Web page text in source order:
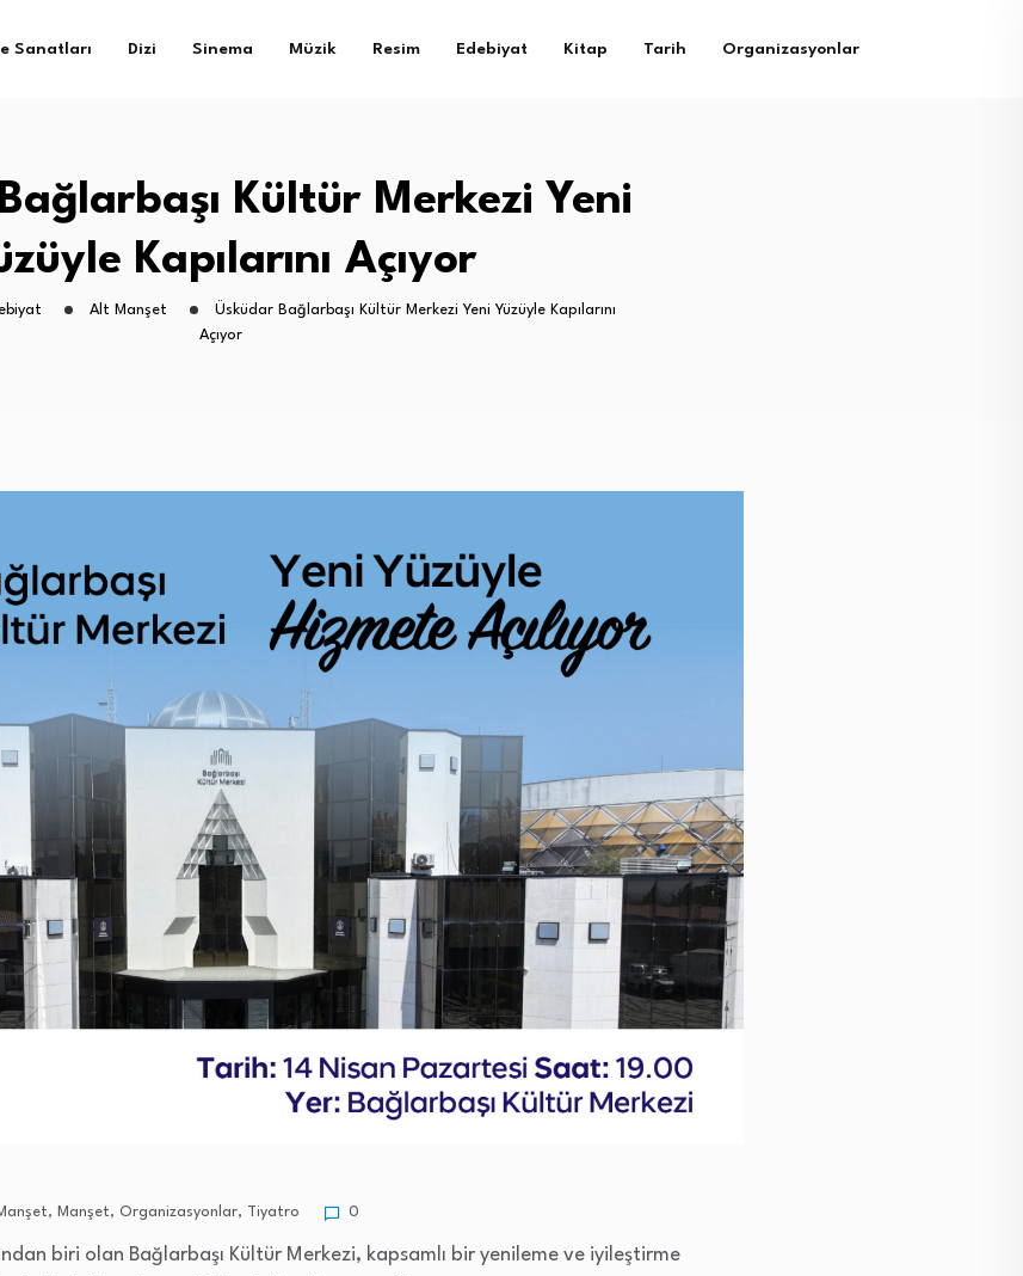
Sanatları Dizi Sinema Müzik Resim Edebiyat Kitap Tarih Organizasyonlar
Kültür Merkezi Yeni
Kapılarını Açıyor
Alt Manşet
Üsküdar Bağlarbaşı Kültür Merkezi Yeni Yüzüyle Kapılarını
Açıyor
, Manşet, Organizasyonlar, Tiyatro 0
biri olan Bağlarbaşı Kültür Merkezi, kapsamlı bir yenileme ve iyileştirme